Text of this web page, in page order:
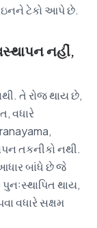
ટેકો આપે છે.
નહીં,
તે રોજ થાય છે,
વધારે
તકનીકો નથી.
બાંધે છે જે
થાય,
વધારે સક્ષમ